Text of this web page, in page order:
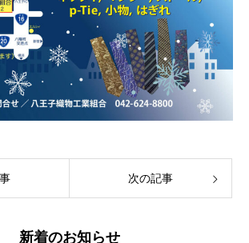
次の記事
新着のお知らせ